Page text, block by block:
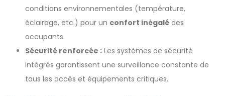
conditions environnementales (température,
éclairage, etc.) pour un confort inégalé des
occupants.
Sécurité renforcée : Les systèmes de sécurité
intégrés garantissent une surveillance constante de
tous les accès et équipements critiques.